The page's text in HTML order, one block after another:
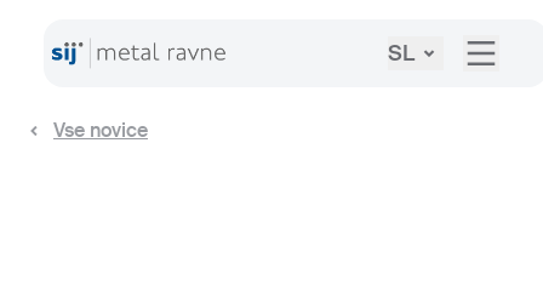
SL
Vse novice